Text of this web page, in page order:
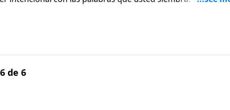
que sus palabras tienen en los demás y a pensar
de 6